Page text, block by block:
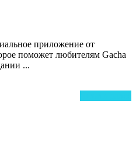
приложение от
поможет любителям Gacha
...